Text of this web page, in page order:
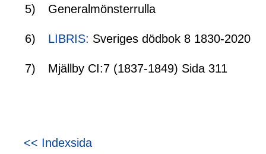
5) Generalmönsterrulla
6) LIBRIS: Sveriges dödbok 8 1830-2020
7) Mjällby CI:7 (1837-1849) Sida 311
<< Indexsida